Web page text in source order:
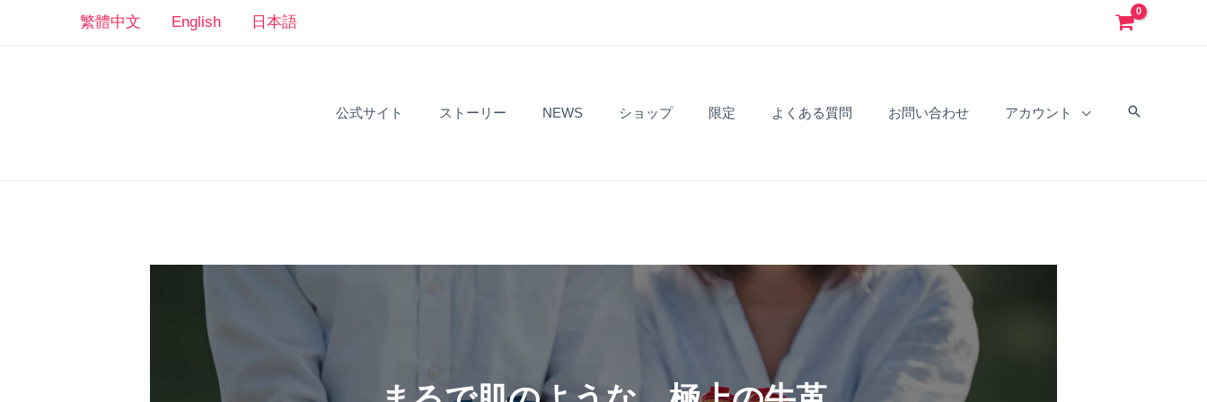
繁體中文 English 日本語
公式サイト ストーリー NEWS ショップ 限定 よくある質問 お問い合わせ アカウント